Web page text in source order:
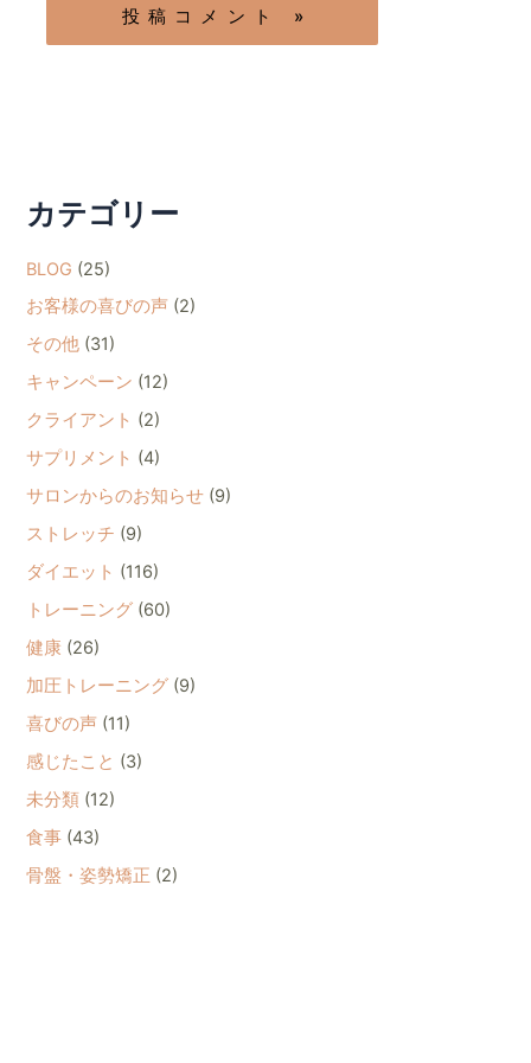
カテゴリー
BLOG (25)
お客様の喜びの声 (2)
その他 (31)
キャンペーン (12)
クライアント (2)
サプリメント (4)
サロンからのお知らせ (9)
ストレッチ (9)
ダイエット (116)
トレーニング (60)
健康 (26)
加圧トレーニング (9)
喜びの声 (11)
感じたこと (3)
未分類 (12)
食事 (43)
骨盤・姿勢矯正 (2)